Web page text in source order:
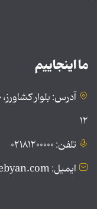
ما اینجاییم
آدرس: بلوار
۱۲
تلفن: ۰۲۱۸۱۲۰۰۰۰۰
ایمیل: public@tebyan.com